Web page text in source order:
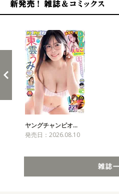
ヤングチャンピオ…
発売日：2026.08.10